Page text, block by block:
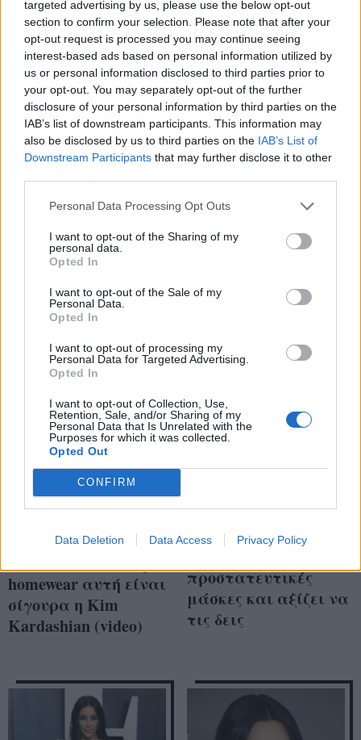
targeted advertising by us, please use the below opt-out
section to confirm your selection. Please note that after your
opt-out request is processed you may continue seeing
interest-based ads based on personal information utilized by
us or personal information disclosed to third parties prior to
your opt-out. You may separately opt-out of the further
disclosure of your personal information by third parties on the
IAB’s list of downstream participants. This information may
also be disclosed by us to third parties on the IAB’s List of
Downstream Participants that may further disclose it to other
Personal Data Processing Opt Outs
I want to opt-out of the Sharing of my
personal data.
Opted In
I want to opt-out of the Sale of my
Personal Data.
Opted In
I want to opt-out of processing my
Personal Data for Targeted Advertising.
Opted In
I want to opt-out of Collection, Use,
Retention, Sale, and/or Sharing of my
Personal Data that Is Unrelated with the
Purposes for which it was collected.
Opted Out
CONFIRM
Data Deletion Data Access Privacy Policy
Η Kate Moss έγινε το
νέο πρόσωπο της
εταιρείας εσωρούχων
της Kim Kardashian,
SKIMS
To ακούσαμε κι αυτό:
Η Kendall Jenner
κατηγορείται για…
Aν κάποια ξέρει πώς
homewear αυτή είναι
σίγουρα η Kim
Kardashian (video)
Η Kim Kardashian
προστατευτικές
μάσκες και αξίζει να
τις δεις